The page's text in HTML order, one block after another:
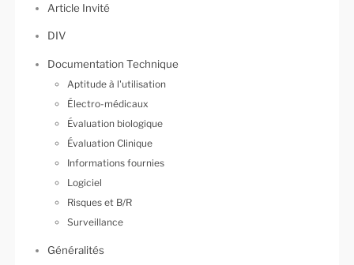
Article Invité
DIV
Documentation Technique
Aptitude à l'utilisation
Électro-médicaux
Évaluation biologique
Évaluation Clinique
Informations fournies
Logiciel
Risques et B/R
Surveillance
Généralités